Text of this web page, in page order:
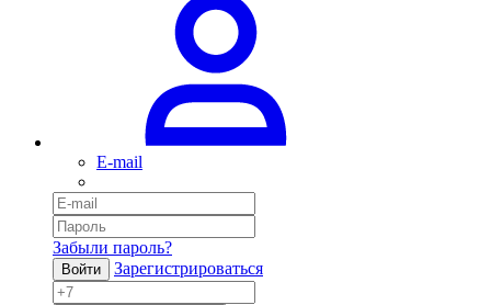
E-mail
Забыли пароль?
Войти Зарегистрироваться